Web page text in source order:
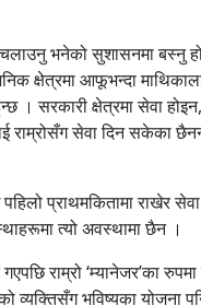
भनेको सुशासनमा बस्नु
आफूभन्दा
। सरकारी क्षेत्रमा सेवा
राम्रोसँग सेवा दिन सकेका
प्राथमकितामा राखेर
त्यो अवस्थामा छैन ।
राम्रो ‘म्यानेजर’का
व्यक्तिसँग भविष्यका